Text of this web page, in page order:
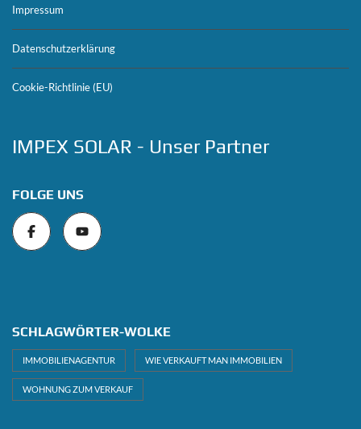
Impressum
Datenschutzerklärung
Cookie-Richtlinie (EU)
IMPEX SOLAR - Unser Partner
FOLGE UNS
SCHLAGWÖRTER-WOLKE
IMMOBILIENAGENTUR WIE VERKAUFT MAN IMMOBILIEN
WOHNUNG ZUM VERKAUF